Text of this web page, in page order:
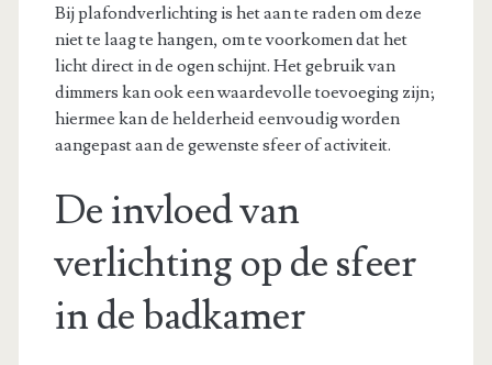
Bij plafondverlichting is het aan te raden om deze
niet te laag te hangen, om te voorkomen dat het
licht direct in de ogen schijnt. Het gebruik van
dimmers kan ook een waardevolle toevoeging zijn;
hiermee kan de helderheid eenvoudig worden
aangepast aan de gewenste sfeer of activiteit.
De invloed van
verlichting op de sfeer
in de badkamer